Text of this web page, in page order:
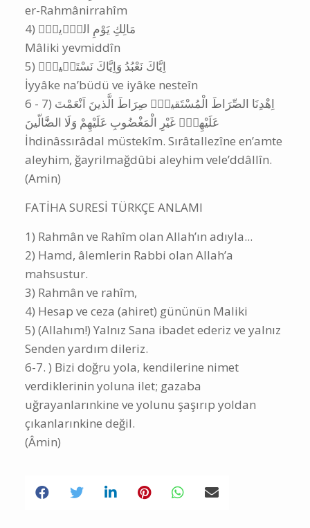
er-Rahmânirrahîm
‎4) مَالِكِ يَوْمِ الدّ۪ينِۜ
Mâliki yevmiddîn
‎5) اِيَّاكَ نَعْبُدُ وَاِيَّاكَ نَسْتَع۪ينُۜ
İyyâke na’büdü ve iyâke nesteîn
‎6 - 7) اِهْدِنَا الصِّرَاطَ الْمُسْتَقيمَۙ صِرَاطَ الَّذينَ اَنْعَمْتَ
عَلَيْهِمْۙ غَيْرِ الْمَغْضُوبِ عَلَيْهِمْ وَلَا الضَّٓالّينَ
İhdinâssırâdal müstekîm. Sırâtallezîne en’amte
aleyhim, ğayrilmağdûbi aleyhim vele’ddâllîn.
(Amin)
FATİHA SURESİ TÜRKÇE ANLAMI
1) Rahmân ve Rahîm olan Allah’ın adıyla...
2) Hamd, âlemlerin Rabbi olan Allah’a
mahsustur.
3) Rahmân ve rahîm,
4) Hesap ve ceza (ahiret) gününün Maliki
5) (Allahım!) Yalnız Sana ibadet ederiz ve yalnız
Senden yardım dileriz.
6-7. ) Bizi doğru yola, kendilerine nimet
verdiklerinin yoluna ilet; gazaba
uğrayanlarınkine ve yolunu şaşırıp yoldan
çıkanlarınkine değil.
(Âmin)